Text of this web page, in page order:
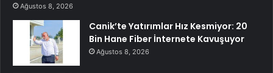
Ağustos 8, 2026
Canik’te Yatırımlar Hız Kesmiyor: 20
Bin Hane Fiber İnternete Kavuşuyor
Ağustos 8, 2026